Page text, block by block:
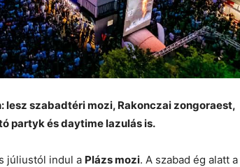
lesz szabadtéri mozi, Rakonczai zongoraest,
partyk és daytime lazulás is.
júliustól indul a Plázs mozi. A szabad ég alatt a